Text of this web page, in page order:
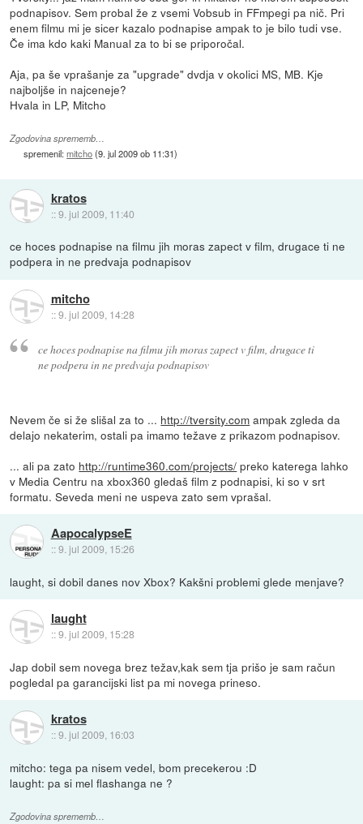
podnapisov. Sem probal že z vsemi Vobsub in FFmpegi pa nič. Pri
enem filmu mi je sicer kazalo podnapise ampak to je bilo tudi vse.
Če ima kdo kaki Manual za to bi se priporočal.
Aja, pa še vprašanje za "upgrade" dvdja v okolici MS, MB. Kje
najboljše in najceneje?
Hvala in LP, Mitcho
Zgodovina sprememb…
spremenil:mitcho(9. jul 2009 ob 11:31)
kratos
::9. jul 2009, 11:40
ce hoces podnapise na filmu jih moras zapect v film, drugace ti ne
podpera in ne predvaja podnapisov
mitcho
::9. jul 2009, 14:28
ce hoces podnapise na filmu jih moras zapect v film, drugace ti
ne podpera in ne predvaja podnapisov
Nevem če si že slišal za to ... http://tversity.com ampak zgleda da
delajo nekaterim, ostali pa imamo težave z prikazom podnapisov.
... ali pa zato http://runtime360.com/projects/ preko katerega lahko
v Media Centru na xbox360 gledaš film z podnapisi, ki so v srt
formatu. Seveda meni ne uspeva zato sem vprašal.
AapocalypseE
::9. jul 2009, 15:26
laught, si dobil danes nov Xbox? Kakšni problemi glede menjave?
laught
::9. jul 2009, 15:28
Jap dobil sem novega brez težav,kak sem tja prišo je sam račun
pogledal pa garancijski list pa mi novega prineso.
kratos
::9. jul 2009, 16:03
mitcho: tega pa nisem vedel, bom precekerou :D
laught: pa si mel flashanga ne ?
Zgodovina sprememb…